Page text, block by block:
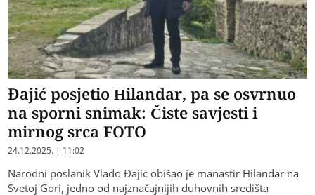
Đajić posjetio Hilandar, pa se osvrnuo
na sporni snimak: Čiste savjesti i
mirnog srca FOTO
24.12.2025. | 11:02
Narodni poslanik Vlado Đajić obišao je manastir Hilandar na
Svetoj Gori, jedno od najznačajnijih duhovnih središta